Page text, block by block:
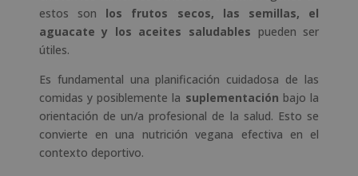
estos son los frutos secos, las semillas, el
aguacate y los aceites saludables pueden ser
útiles.
Es fundamental una planificación cuidadosa de las
comidas y posiblemente la suplementación bajo la
orientación de un/a profesional de la salud. Esto se
convierte en una nutrición vegana efectiva en el
contexto deportivo.